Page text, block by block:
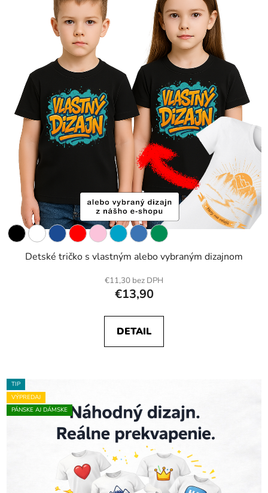
Detské tričko s vlastným alebo vybraným dizajnom
€11,30 bez DPH
€13,90
DETAIL
TIP
VÝPREDAJ
PÁNSKE AJ DÁMSKE